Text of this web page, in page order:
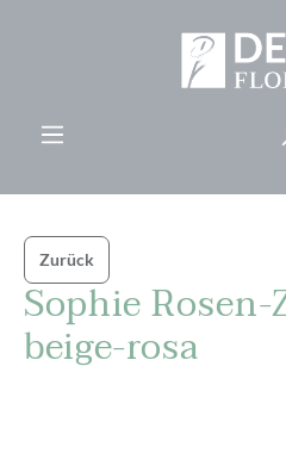
Zurück
Sophie Rosen-
beige-rosa